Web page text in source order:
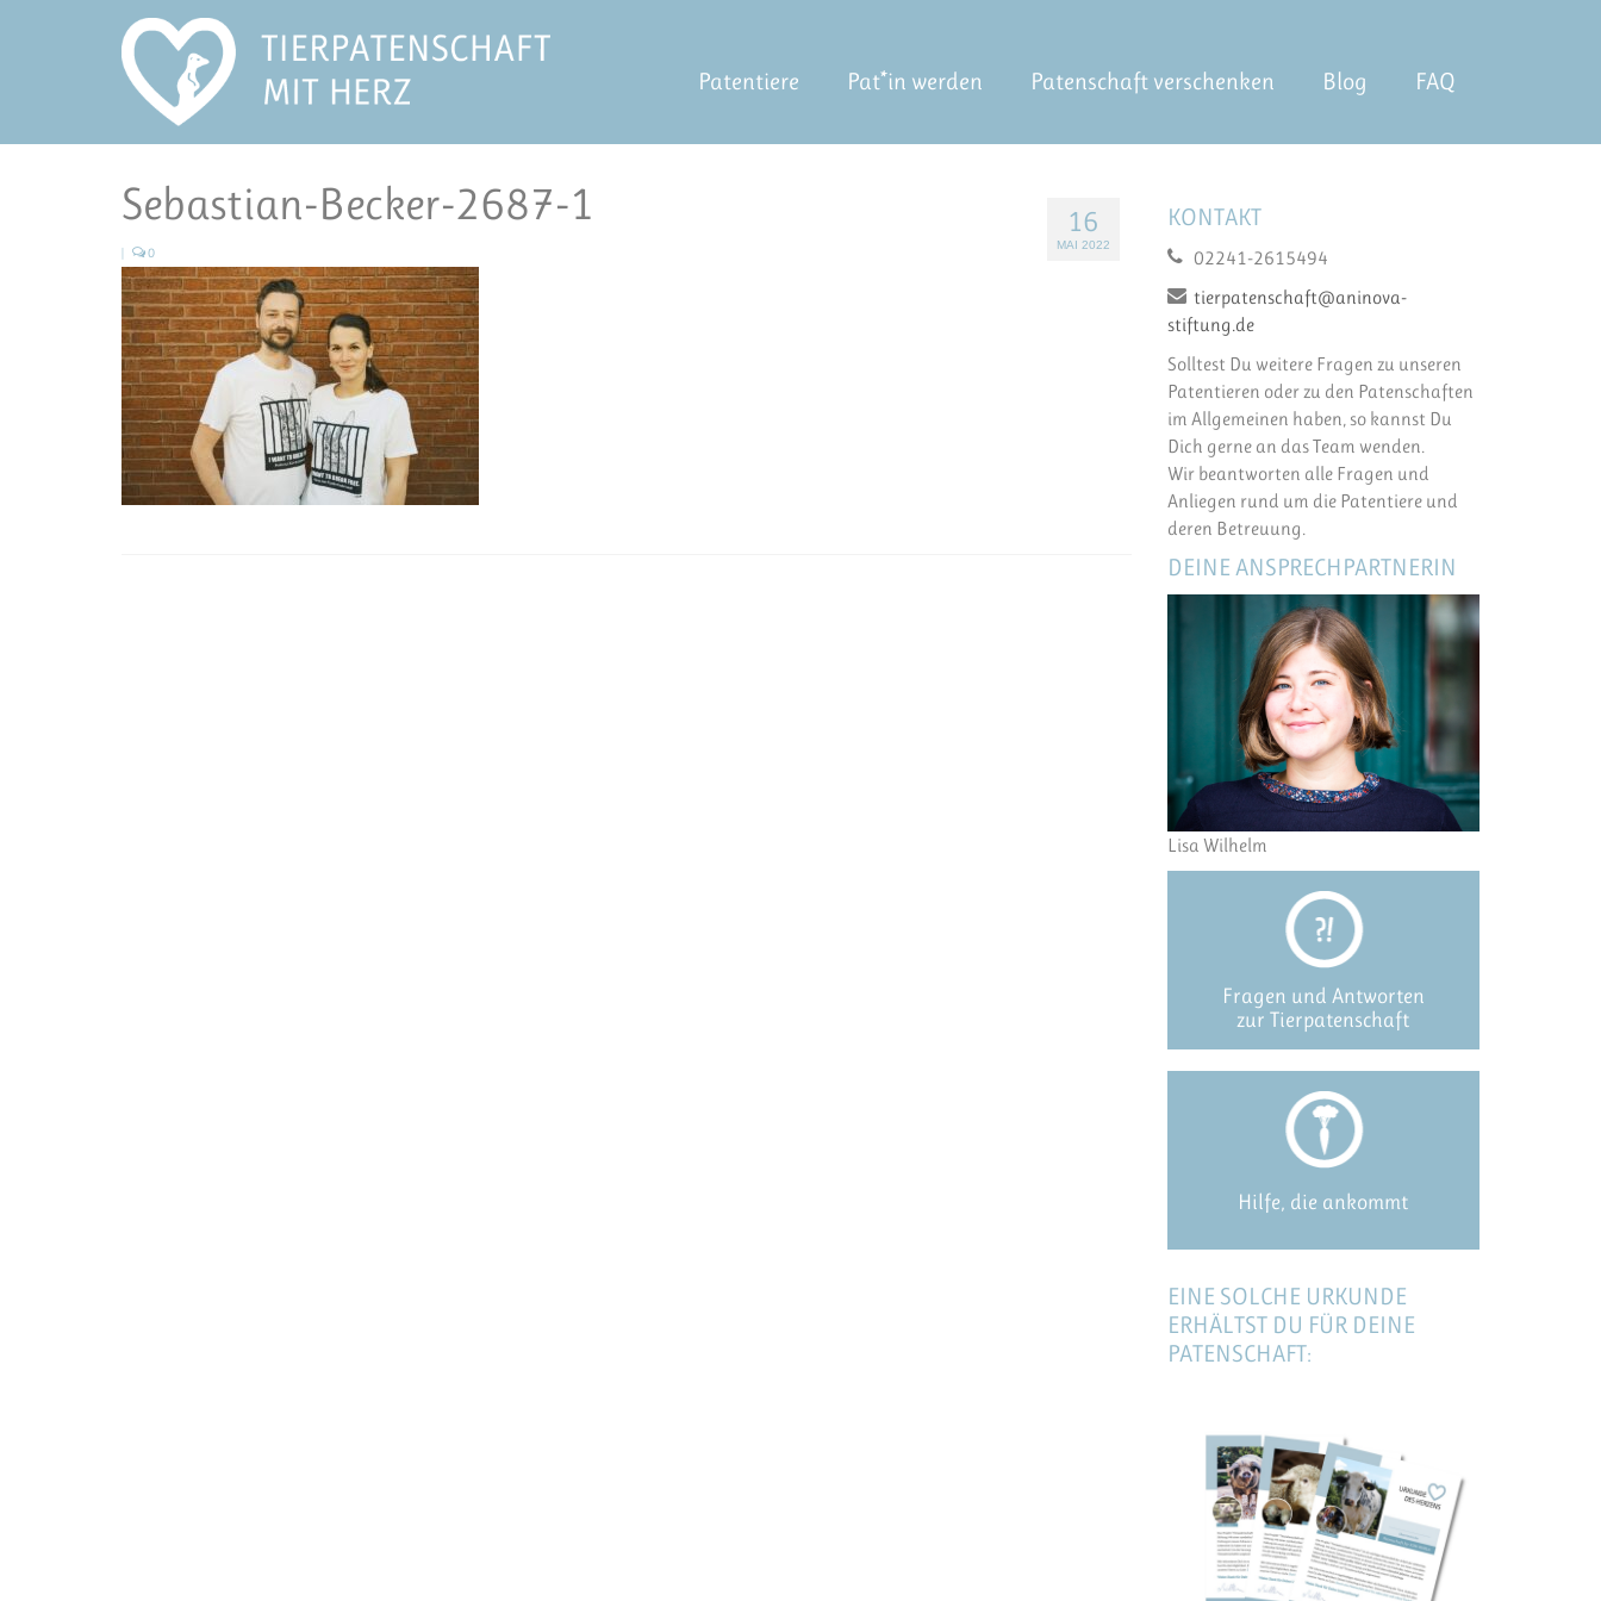
Patentiere Pat*in werden Patenschaft verschenken Blog FAQ
16
MAI 2022
Sebastian-Becker-2687-1
0
KONTAKT
02241-2615494
tierpatenschaft@aninova-
stiftung.de
Solltest Du weitere Fragen zu unseren
Patentieren oder zu den Patenschaften
im Allgemeinen haben, so kannst Du
Dich gerne an das Team wenden.
Wir beantworten alle Fragen und
Anliegen rund um die Patentiere und
deren Betreuung.
DEINE ANSPRECHPARTNERIN
Lisa Wilhelm
Fragen und Antworten
zur Tierpatenschaft
Hilfe, die ankommt
EINE SOLCHE URKUNDE
ERHÄLTST DU FÜR DEINE
PATENSCHAFT: